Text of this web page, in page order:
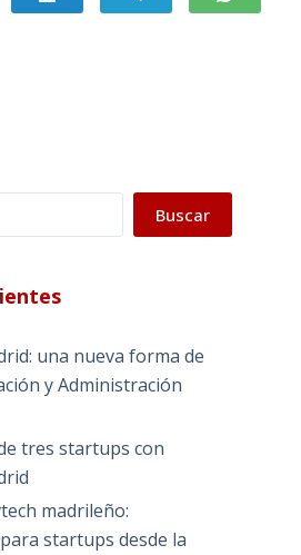
Buscar
una nueva forma de
y Administración
tres startups con
madrileño:
startups desde la